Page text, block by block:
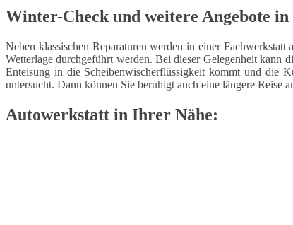
Winter-Check und weitere Angebote
Neben klassischen Reparaturen werden in einer
Wetterlage durchgeführt werden. Bei dieser Gelegenheit kann
Enteisung in die Scheibenwischerflüssigkeit kommt und die
untersucht. Dann können Sie beruhigt auch eine längere Reise
Autowerkstatt in Ihrer Nähe: